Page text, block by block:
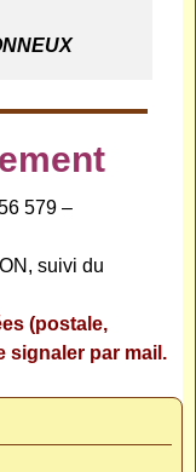
579 –
suivi du
(postale,
signalerpar mail.